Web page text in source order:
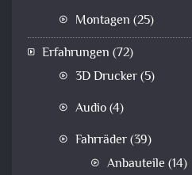
Montagen (25)
Erfahrungen (72)
3D Drucker(5)
Audio(4)
Fahrräder(39)
Anbauteile (14)